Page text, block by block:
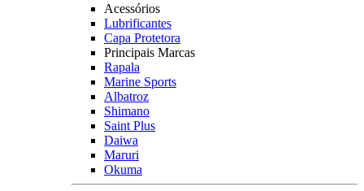
Acessórios
Lubrificantes
Capa Protetora
Principais Marcas
Rapala
Marine Sports
Albatroz
Shimano
Saint Plus
Daiwa
Maruri
Okuma